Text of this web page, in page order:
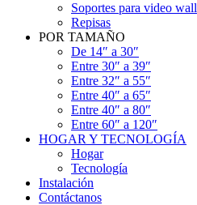
Soportes para video wall
Repisas
POR TAMAÑO
De 14″ a 30″
Entre 30″ a 39″
Entre 32″ a 55″
Entre 40″ a 65″
Entre 40″ a 80″
Entre 60″ a 120″
HOGAR Y TECNOLOGÍA
Hogar
Tecnología
Instalación
Contáctanos